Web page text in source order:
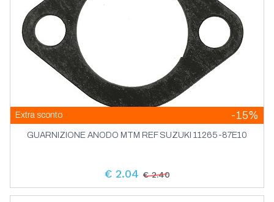
Extra sconto -15%
GUARNIZIONE ANODO MTM REF SUZUKI 11265-87E10
€ 2.04 € 2.40